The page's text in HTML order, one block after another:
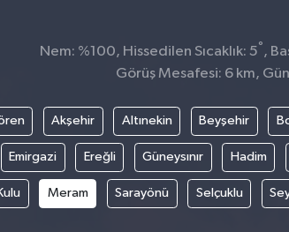
Nem: %100, Hissedilen Sıcaklık: 5° ,
Görüş Mesafesi: 6 km,
Akşehir Altınekin Beyşehir
Emirgazi Ereğli Güneysınır Hadim
Meram Sarayönü Selçuklu